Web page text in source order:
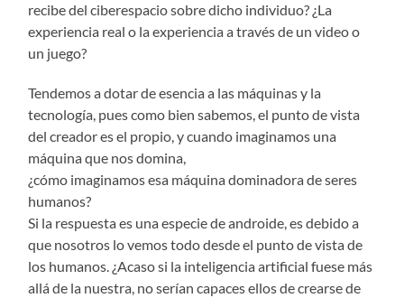
recibe del ciberespacio sobre dicho individuo? ¿La
experiencia real o la experiencia a través de un video o
un juego?
Tendemos a dotar de esencia a las máquinas y la
tecnología, pues como bien sabemos, el punto de vista
del creador es el propio, y cuando imaginamos una
máquina que nos domina,
¿cómo imaginamos esa máquina dominadora de seres
humanos?
Si la respuesta es una especie de androide, es debido a
que nosotros lo vemos todo desde el punto de vista de
los humanos. ¿Acaso si la inteligencia artificial fuese más
allá de la nuestra, no serían capaces ellos de crearse de